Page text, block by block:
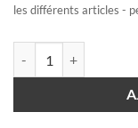
les différents articles -